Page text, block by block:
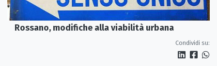
Rossano, modifiche alla viabilità urbana
Condividi su: